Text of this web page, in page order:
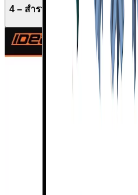
4 – สำรวจและดาวน์โหลดโมเดล